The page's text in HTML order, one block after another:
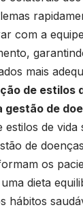
com a
mais
de estilos
gestão de
de vida
de
os
dieta
hábitos